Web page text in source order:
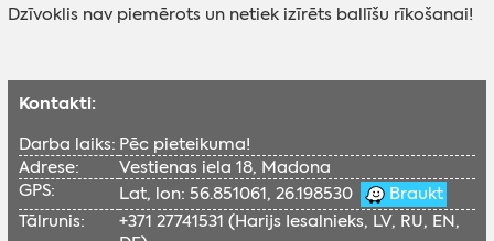
Dzīvoklis nav piemērots un netiek izīrēts ballīšu rīkošanai!
Kontakti:
Darba laiks: Pēc pieteikuma!
Adrese:
Vestienas iela 18, Madona
GPS:
Lat, lon: 56.851061, 26.198530
Braukt
Tālrunis:
+371 27741531 (Harijs Iesalnieks, LV, RU, EN,